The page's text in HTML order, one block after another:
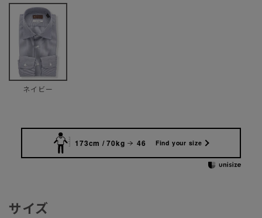
ネイビー
173cm / 70kg 46 Find your size
サイズ